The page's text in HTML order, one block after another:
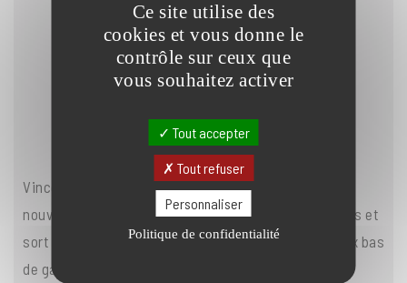
Vincent est l’une des figures emblématiques de la
nouvelle génération de Bergerac. Elle casse les codes et
sort les vins du secteur de l’image de sous-Bordeaux bas
de gamme qui leur colle à l’étiquette. Il a repris le
Ce site utilise des
cookies et vous donne le
contrôle sur ceux que
vous souhaitez activer
Tout accepter
Tout refuser
Personnaliser
Politique de confidentialité